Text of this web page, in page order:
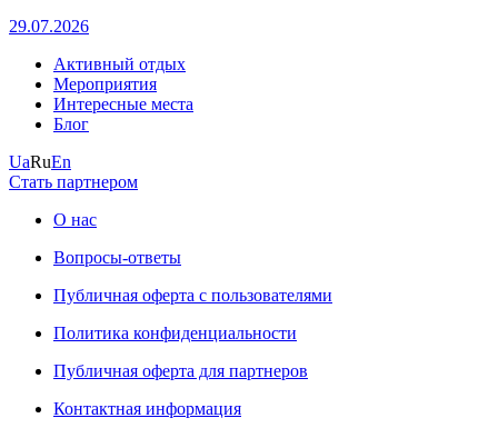
29.07.2026
Активный отдых
Мероприятия
Интересные места
Блог
UaRuEn
Стать партнером
О нас
Вопросы-ответы
Публичная оферта с пользователями
Политика конфиденциальности
Публичная оферта для партнеров
Контактная информация